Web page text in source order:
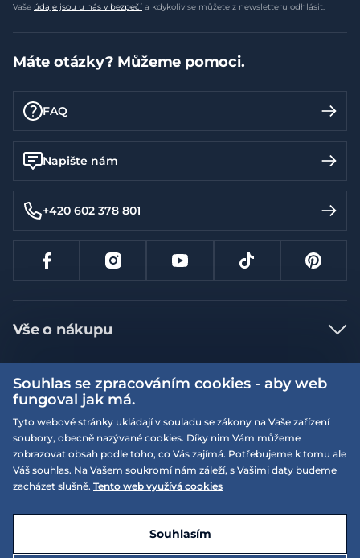
Vaše údaje jsou u nás v bezpečí a kdykoliv se můžete z newsletteru odhlásit.
Máte otázky? Můžeme pomoci.
FAQ
Napište nám
+420 602 378 801
Vše o nákupu
Jak nakupovat
Nejčastější dotazy
Doprava a platba
Vrácení a výměna zboží
Reklamace
Velikostní tabulky
Více informací
Obchodní podmínky
Podmínky EQS věrnostního klubu
On-line katalogy
Dotace
Naše prodejny
EQS Rudná
E-shop vytvořila a technicky zajišťujeSIMPLIA.cz
Souhlas se zpracováním cookies - aby web
fungoval jak má.
Tyto webové stránky ukládají v souladu se zákony na Vaše zařízení
soubory, obecně nazývané cookies. Díky nim Vám můžeme
zobrazovat obsah podle toho, co Vás zajímá. Potřebujeme k tomu ale
Váš souhlas. Na Vašem soukromí nám záleží, s Vašimi daty budeme
zacházet slušně. Tento web využívá cookies
Souhlasím